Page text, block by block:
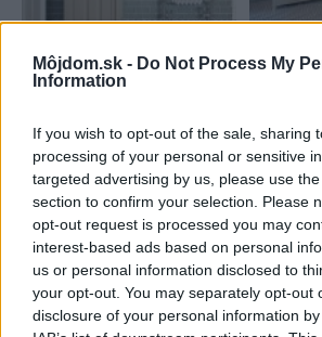
Môjdom.sk - Do Not Process My
Information
If you wish to opt-out of the sale, sharing
processing of your personal or sensitive
targeted advertising by us, please use
section to confirm your selection. Please
opt-out request is processed you may
interest-based ads based on personal
us or personal information disclosed to
your opt-out. You may separately opt-out
disclosure of your personal information
Re: Takto sa rieši málo úložného
stačil jeden prvok | Môjdom.sk
My napríklad labky utierame hneď pri
používame tyčový ETA Terier…
Re: Takto sa rieši málo úložného
stačil jeden prvok | Môjdom.sk
Dizajn je to nádherný, tá brezová preglejka a
Ale vždy, keď…